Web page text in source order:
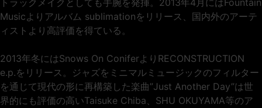
トラックメイクとしても手腕を発揮。2013年4月にはFountain
Musicよりアルバム sublimationをリリース、国内外のアーテ
ィストより高評価を得ている。
2013年冬にはSnows On ConiferよりRECONSTRUCTION
e.p.をリリース。ジャズをミニマルミュージックのフィルター
を通じて現代の形に再構築した楽曲”Just Another Day”は世
界的にも評価の高いTaisuke Chiba、SHU OKUYAMA等のア